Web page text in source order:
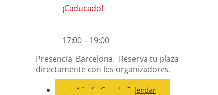
¡Caducado!
17:00 – 19:00
Presencial Barcelona. Reserva tu plaza
directamente con los organizadores.
+ Añadir Google Calendar